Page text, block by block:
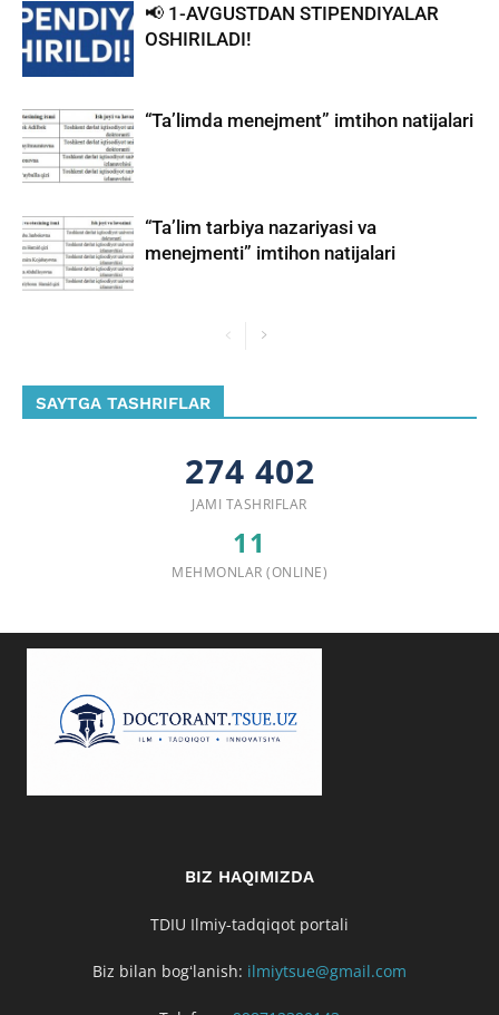
📢 1-AVGUSTDAN STIPENDIYALAR
OSHIRILADI!
“Ta’limda menejment” imtihon natijalari
“Ta’lim tarbiya nazariyasi va
menejmenti” imtihon natijalari
SAYTGA TASHRIFLAR
274 402
JAMI TASHRIFLAR
11
MEHMONLAR (ONLINE)
BIZ HAQIMIZDA
TDIU Ilmiy-tadqiqot portali
Biz bilan bogʻlanish: ilmiytsue@gmail.com